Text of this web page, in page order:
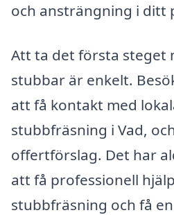
och ansträngning i ditt
Att ta det första steget
stubbar är enkelt.
att få kontakt med
stubbfräsning i Vad,
offertförslag. Det har
att få professionell
stubbfräsning och få